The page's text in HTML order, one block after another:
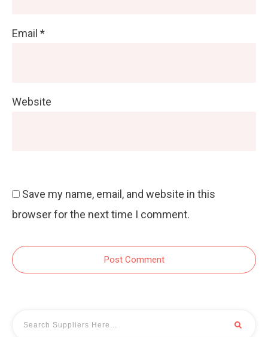
Email *
Website
Save my name, email, and website in this
browser for the next time I comment.
Post Comment